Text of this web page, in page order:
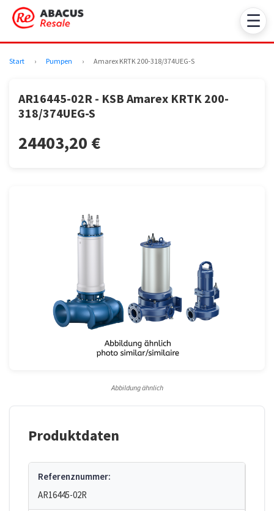
☰
Start › Pumpen › Amarex KRTK 200-318/374UEG-S
AR16445-02R - KSB Amarex KRTK 200-
318/374UEG-S
24403,20 €
Abbildung ähnlich
Produktdaten
Referenznummer:
AR16445-02R